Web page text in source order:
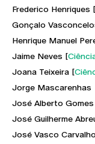
Frederico Henriques [
Gonçalo
Henrique Manuel
Jaime Neves [
Joana Teixeira [
Jorge Mascarenhas
José Alberto
José Guilherme
José Vasco